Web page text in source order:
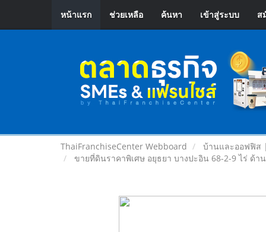
หน้าแรก ช่วยเหลือ ค้นหา เข้าสู่ระบบ ส
ThaiFranchiseCenter Webboard
บ้านและออฟฟิส
ขายที่ดินราคาพิเศษ อยุธยา บางปะอิน 68-2-9 ไร่ ด้